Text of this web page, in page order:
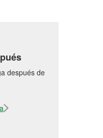
después de